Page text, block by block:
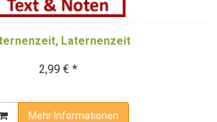
Laternenzeit
2,99 € *
Mehr Informationen